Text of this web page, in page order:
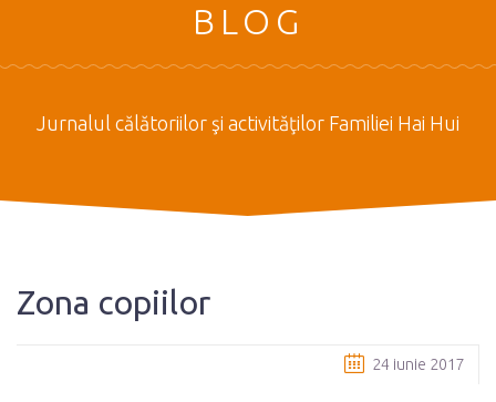
BLOG
Jurnalul călătoriilor şi activităţilor Familiei Hai Hui
Zona copiilor
24 iunie 2017